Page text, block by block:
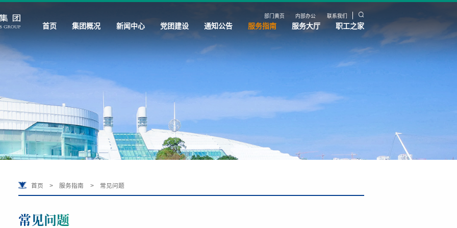
部门黄页 内部办公 联系我们
首页 集团概况 新闻中心 党团建设 通知公告 服务指南 服务大厅 职工之家
首页 > 服务指南 > 常见问题
常见问题